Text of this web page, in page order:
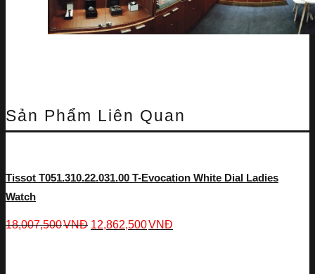
Sản Phẩm Liên Quan
Tissot T051.310.22.031.00 T-Evocation White Dial Ladies
Watch
18,007,500VNĐ 12,862,500VNĐ